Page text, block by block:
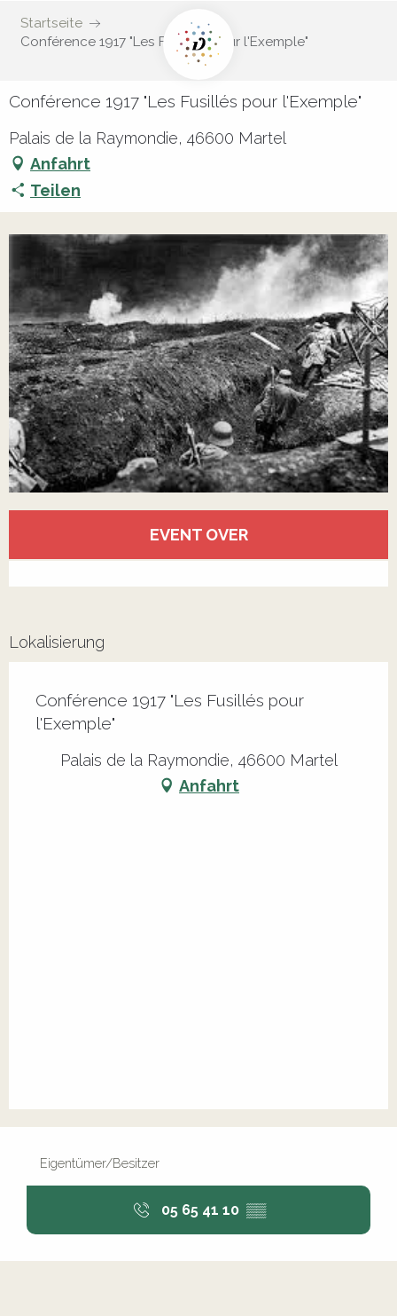
Startseite
Conférence 1917 "Les Fusillés pour l'Exemple"
Conférence 1917 "Les Fusillés pour l'Exemple"
Palais de la Raymondie, 46600 Martel
Anfahrt
Teilen
EVENT OVER
Lokalisierung
Conférence 1917 "Les Fusillés pour
l'Exemple"
Palais de la Raymondie, 46600 Martel
Anfahrt
Eigentümer/Besitzer
05 65 41 10 ▒▒